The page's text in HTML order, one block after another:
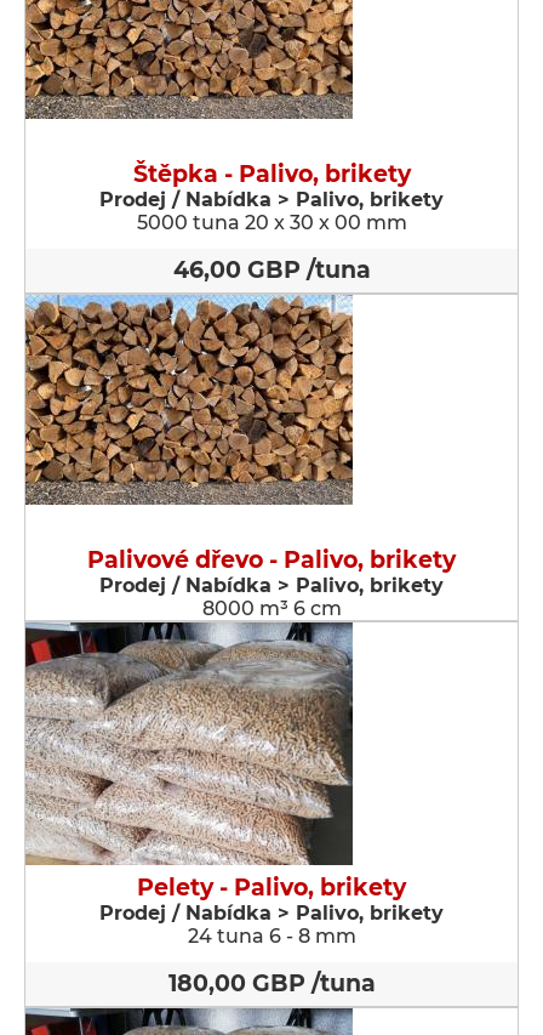
Štěpka - Palivo, brikety
Prodej / Nabídka > Palivo, brikety
5000 tuna 20 x 30 x 00 mm
46,00 GBP /tuna
Palivové dřevo - Palivo, brikety
Prodej / Nabídka > Palivo, brikety
8000 m³ 6 cm
Pelety - Palivo, brikety
Prodej / Nabídka > Palivo, brikety
24 tuna 6 - 8 mm
180,00 GBP /tuna